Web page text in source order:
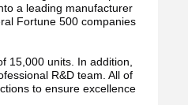
a leading manufacturer
Fortune 500 companies.
15,000 units. In addition,
R&D team. All of
to ensure excellence.